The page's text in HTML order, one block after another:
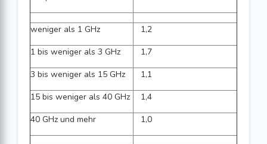
weniger als 1 GHz
1,2
1 bis weniger als 3 GHz
1,7
3 bis weniger als 15 GHz
1,1
15 bis weniger als 40 GHz
1,4
40 GHz und mehr
1,0